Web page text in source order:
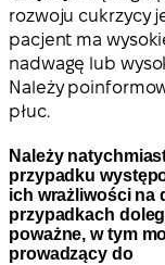
rozwoju cukrzycy
pacjent ma
nadwagę lub
Należy
płuc.
Należy
przypadku
ich wrażliwości na
przypadkach
poważne, w tym
prowadzący do